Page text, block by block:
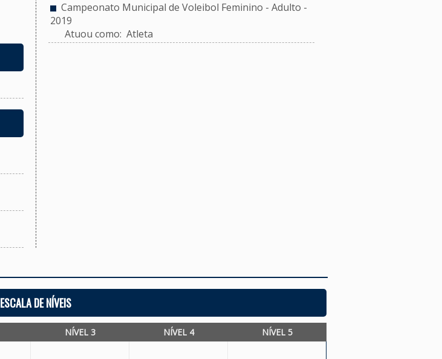
Campeonato Municipal de Voleibol Feminino - Adulto -
2019
Atuou como: Atleta
ESCALA DE NÍVEIS
NÍVEL 3 NÍVEL 4 NÍVEL 5